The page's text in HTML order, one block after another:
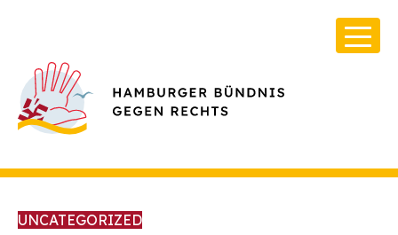
UNCATEGORIZED